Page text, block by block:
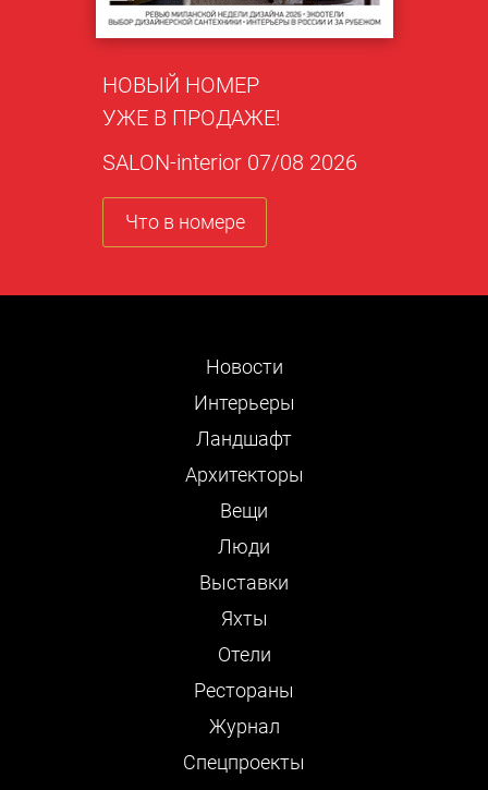
НОВЫЙ НОМЕР
УЖЕ В ПРОДАЖЕ!
SALON-interior 07/08 2026
Что в номере
Новости
Интерьеры
Ландшафт
Архитекторы
Вещи
Люди
Выставки
Яхты
Отели
Рестораны
Журнал
Cпецпроекты